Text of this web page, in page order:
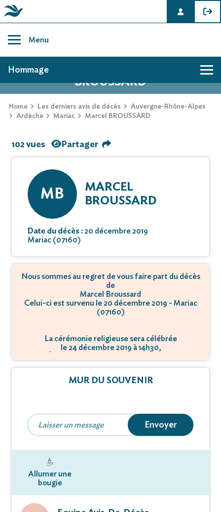
content
Menu
AVIS DE DÉCÈS DE MARCEL
BROUSSARD
Home Les derniers avis de décès
Auvergne-Rhône-Alpes
Ardèche
Mariac Marcel BROUSSARD
Hommage
102 vues Partager
MB
MARCEL
BROUSSARD
Date du décès :20 décembre 2019
Mariac (07160)
Nous sommes au regret de vous faire part du décès
de
Marcel Broussard
Celui-ci est survenu le 20 décembre 2019 - Mariac
(07160)
La cérémonie religieuse sera célébrée
le 24 décembre 2019 à 14h30,
MUR DU SOUVENIR
Envoyer
Allumer une
bougie